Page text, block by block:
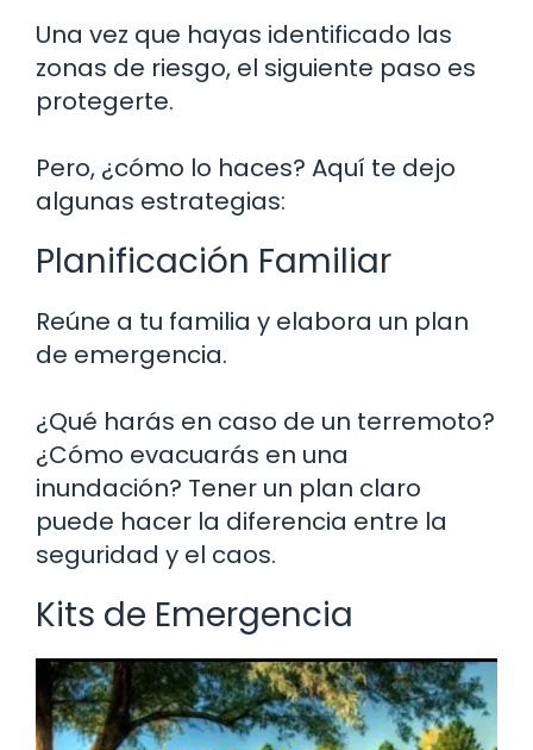
Una vez que hayas identificado las
zonas de riesgo, el siguiente paso es
protegerte.
Pero, ¿cómo lo haces? Aquí te dejo
algunas estrategias:
Planificación Familiar
Reúne a tu familia y elabora un plan
de emergencia.
¿Qué harás en caso de un terremoto?
¿Cómo evacuarás en una
inundación? Tener un plan claro
puede hacer la diferencia entre la
seguridad y el caos.
Kits de Emergencia